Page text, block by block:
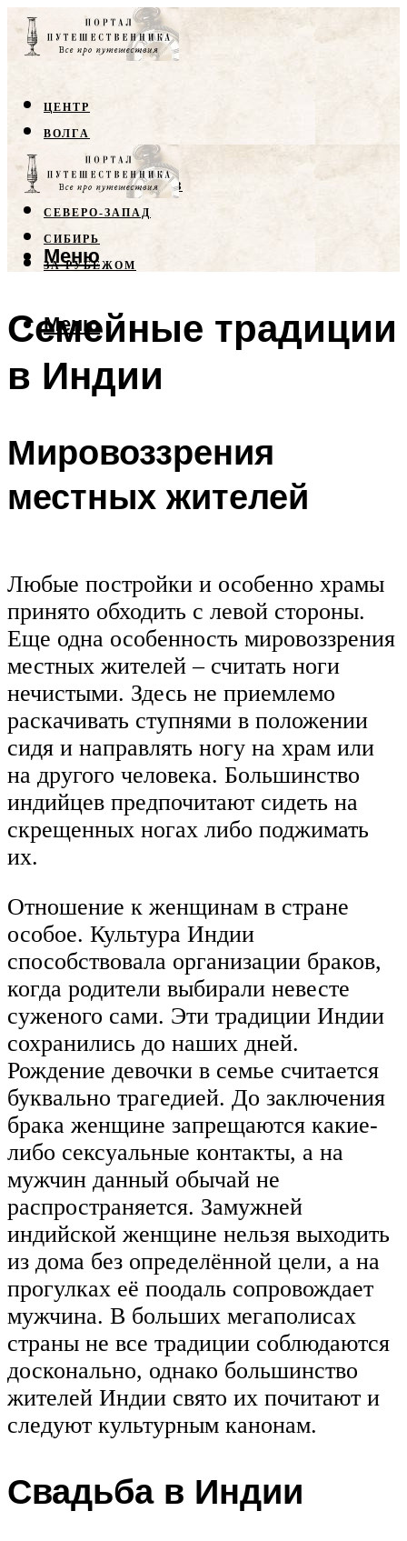
ЦЕНТР
ВОЛГА
КРЫМ
СЕВЕРНЫЙ КАВКАЗ
СЕВЕРО-ЗАПАД
СИБИРЬ
ЗА РУБЕЖОМ
Меню
Меню
Семейные традиции
в Индии
Мировоззрения
местных жителей
Любые постройки и особенно храмы
принято обходить с левой стороны.
Еще одна особенность мировоззрения
местных жителей – считать ноги
нечистыми. Здесь не приемлемо
раскачивать ступнями в положении
сидя и направлять ногу на храм или
на другого человека. Большинство
индийцев предпочитают сидеть на
скрещенных ногах либо поджимать
их.
Отношение к женщинам в стране
особое. Культура Индии
способствовала организации браков,
когда родители выбирали невесте
суженого сами. Эти традиции Индии
сохранились до наших дней.
Рождение девочки в семье считается
буквально трагедией. До заключения
брака женщине запрещаются какие-
либо сексуальные контакты, а на
мужчин данный обычай не
распространяется. Замужней
индийской женщине нельзя выходить
из дома без определённой цели, а на
прогулках её поодаль сопровождает
мужчина. В больших мегаполисах
страны не все традиции соблюдаются
досконально, однако большинство
жителей Индии свято их почитают и
следуют культурным канонам.
Свадьба в Индии